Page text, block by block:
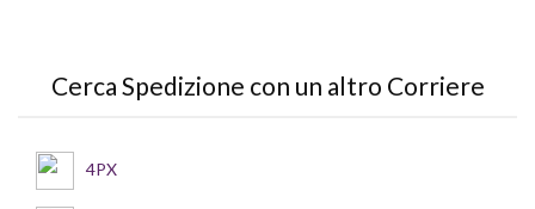
Cerca Spedizione con un altro Corriere
4PX